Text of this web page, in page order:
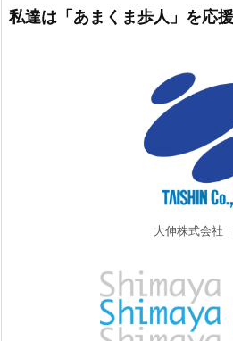
私達は「あまくま歩人」を応
大伸株式会社